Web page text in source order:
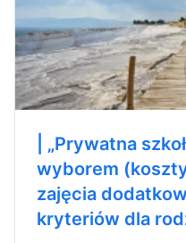
| „Prywatna
wyborem
zajęcia
kryteriów dla